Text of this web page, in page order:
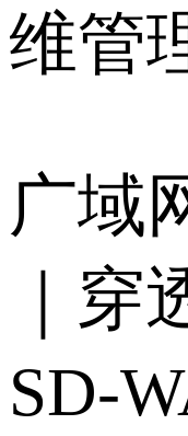
维管
广域
｜穿
SD-